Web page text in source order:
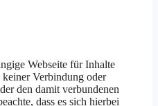
Webseite für Inhalte
Verbindung oder
den damit verbundenen
dass es sich hierbei